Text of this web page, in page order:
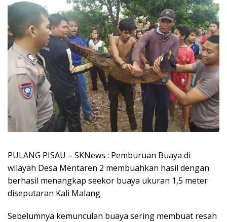
PULANG PISAU – SKNews : Pemburuan Buaya di
wilayah Desa Mentaren 2 membuahkan hasil dengan
berhasil menangkap seekor buaya ukuran 1,5 meter
diseputaran Kali Malang
Sebelumnya kemunculan buaya sering membuat resah